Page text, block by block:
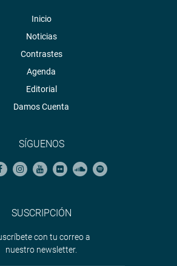
Inicio
Noticias
Contrastes
Agenda
Editorial
Damos Cuenta
SÍGUENOS
SUSCRIPCIÓN
con tu correo a
nuestro newsletter.